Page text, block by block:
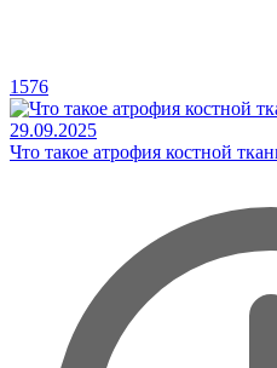
1576
29.09.2025
Что такое атрофия костной